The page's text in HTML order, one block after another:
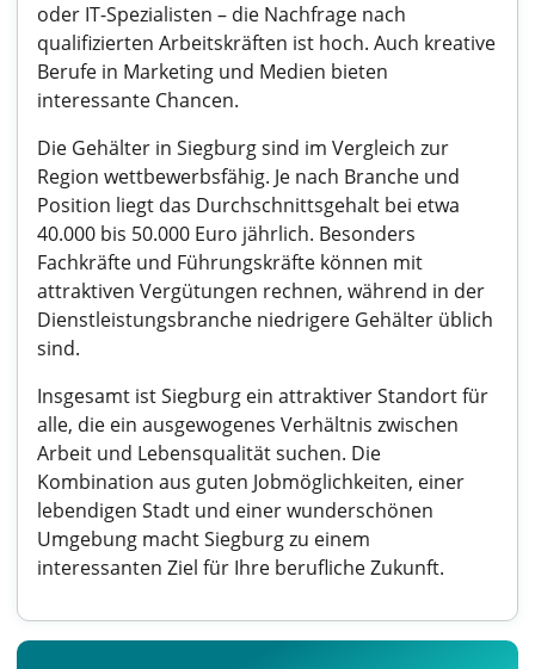
oder IT-Spezialisten – die Nachfrage nach
qualifizierten Arbeitskräften ist hoch. Auch kreative
Berufe in Marketing und Medien bieten
interessante Chancen.
Die Gehälter in Siegburg sind im Vergleich zur
Region wettbewerbsfähig. Je nach Branche und
Position liegt das Durchschnittsgehalt bei etwa
40.000 bis 50.000 Euro jährlich. Besonders
Fachkräfte und Führungskräfte können mit
attraktiven Vergütungen rechnen, während in der
Dienstleistungsbranche niedrigere Gehälter üblich
sind.
Insgesamt ist Siegburg ein attraktiver Standort für
alle, die ein ausgewogenes Verhältnis zwischen
Arbeit und Lebensqualität suchen. Die
Kombination aus guten Jobmöglichkeiten, einer
lebendigen Stadt und einer wunderschönen
Umgebung macht Siegburg zu einem
interessanten Ziel für Ihre berufliche Zukunft.